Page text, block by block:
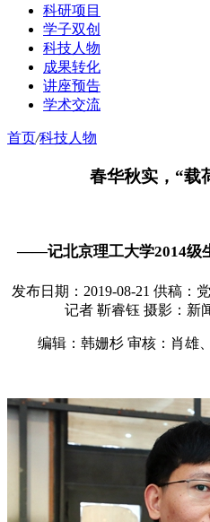
科研项目
学子双创
科技人物
成果转化
讲座预告
学术交流
首页/科技人物
春华秋实，“载
——记北京理工大学2014级
发布日期：2019-08-21 供稿：
记者 靳睿钰 摄影：新
编辑：韩姗杉 审核：肖雄